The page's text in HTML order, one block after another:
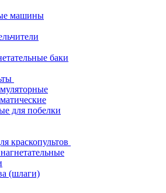
машины
баки
для побелки
краскопультов
(шлаги)